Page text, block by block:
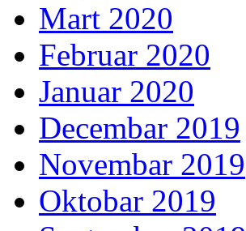
Mart 2020
Februar 2020
Januar 2020
Decembar 2019
Novembar 2019
Oktobar 2019